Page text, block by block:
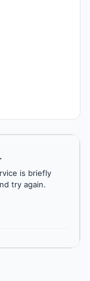
is briefly
try again.